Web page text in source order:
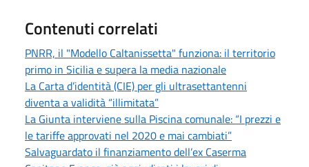
Contenuti correlati
PNRR, il "Modello Caltanissetta" funziona: il territorio
primo in Sicilia e supera la media nazionale
La Carta d’identità (CIE) per gli ultrasettantenni
diventa a validità “illimitata”
La Giunta interviene sulla Piscina comunale: “I prezzi e
le tariffe approvati nel 2020 e mai cambiati”
Salvaguardato il finanziamento dell’ex Caserma